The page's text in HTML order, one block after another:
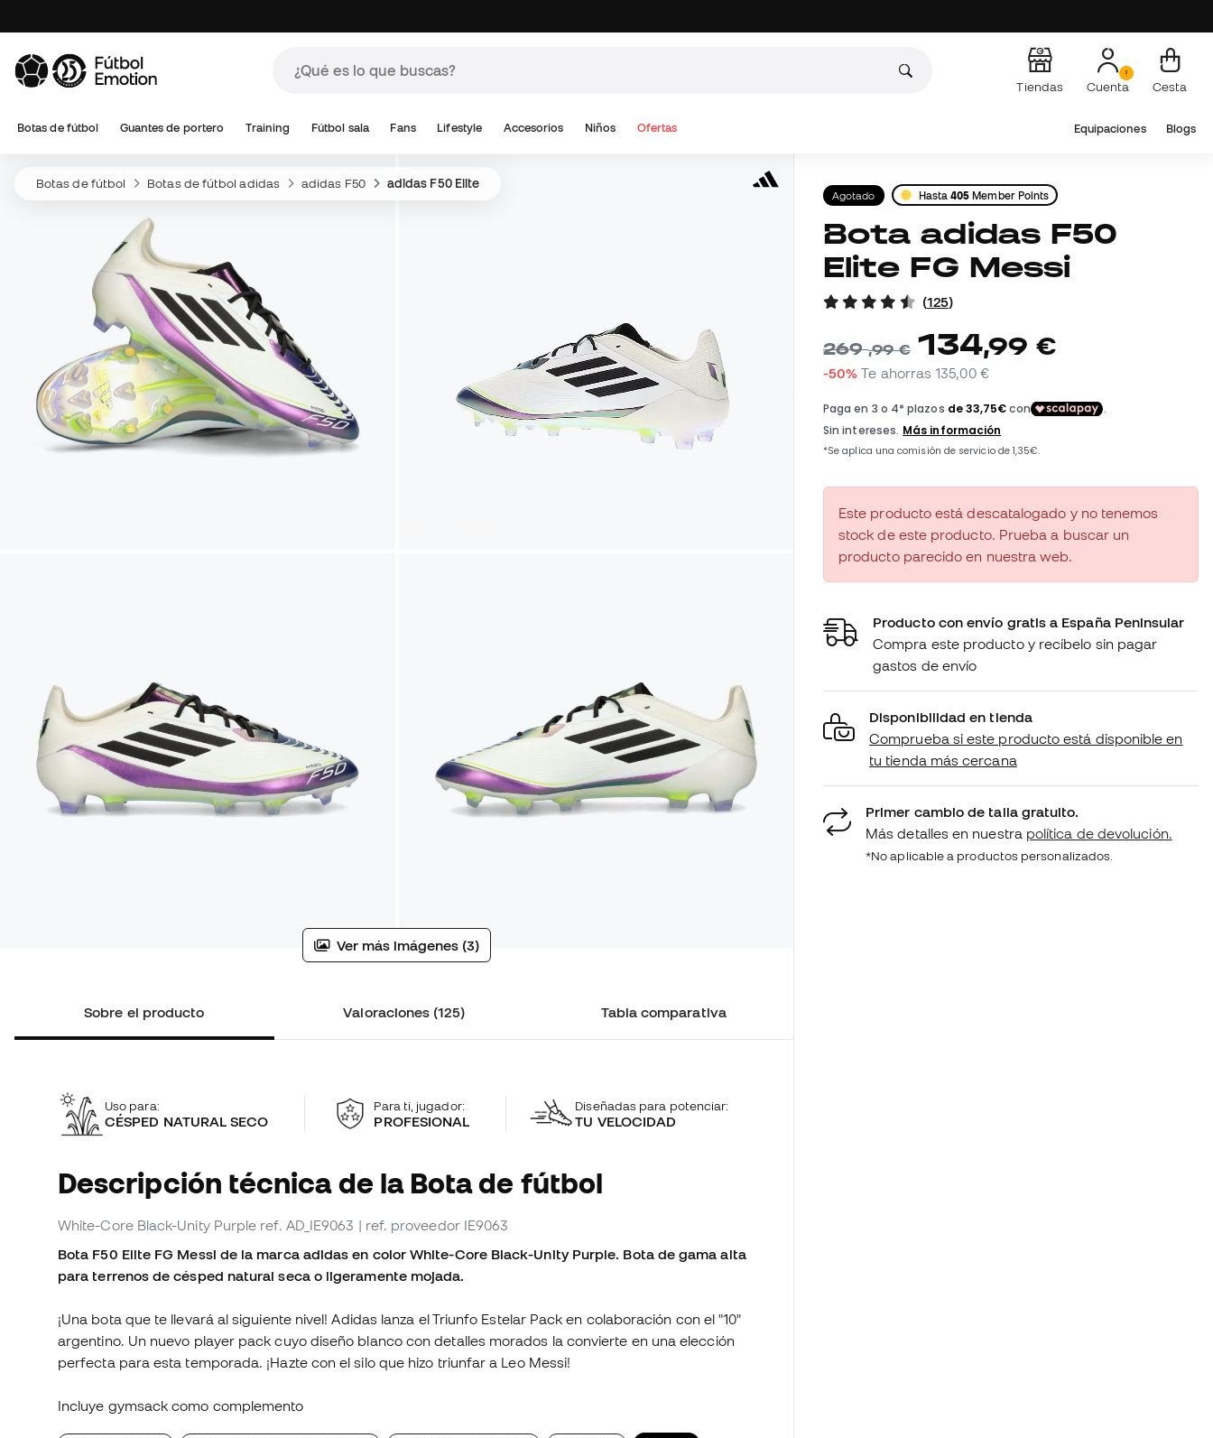
Tiendas Cuenta Cesta
Botas de fútbol Guantes de portero Training Fútbol sala Fans Lifestyle Accesorios Niños Ofertas Equipaciones Blogs
Botas de fútbol Botas de fútbol adidas adidas F50 adidas F50 Elite
Ver más imágenes (3)
Sobre el producto Valoraciones (125) Tabla comparativa
Uso para:
CÉSPED NATURAL SECO
Para ti, jugador:
PROFESIONAL
Diseñadas para potenciar:
TU VELOCIDAD
Descripción técnica de la Bota de fútbol
White-Core Black-Unity Purple ref. AD_IE9063 | ref. proveedor IE9063
Bota F50 Elite FG Messi de la marca adidas en color White-Core Black-Unity Purple. Bota de gama alta
para terrenos de césped natural seca o ligeramente mojada.
¡Una bota que te llevará al siguiente nivel! Adidas lanza el Triunfo Estelar Pack en colaboración con el "10"
argentino. Un nuevo player pack cuyo diseño blanco con detalles morados la convierte en una elección
perfecta para esta temporada. ¡Hazte con el silo que hizo triunfar a Leo Messi!
Incluye gymsack como complemento
Agotado Hasta405 Member Points
Bota adidas F50
Elite FG Messi
(125)
269,99 € 134,99 €
-50% Te ahorras135,00 €
Este producto está descatalogado y no tenemos
stock de este producto. Prueba a buscar un
producto parecido en nuestra web.
Producto con envío gratis a España Peninsular
Compra este producto y recíbelo sin pagar
gastos de envío
Disponibilidad en tienda
Comprueba si este producto está disponible en
tu tienda más cercana
Primer cambio de talla gratuito.
Más detalles en nuestra política de devolución.
*No aplicable a productos personalizados.